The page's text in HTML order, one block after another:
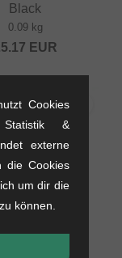
Black
0.09 kg
EUR
T-Shirt -
Cookies
&
externe
die Cookies
um dir die
können.